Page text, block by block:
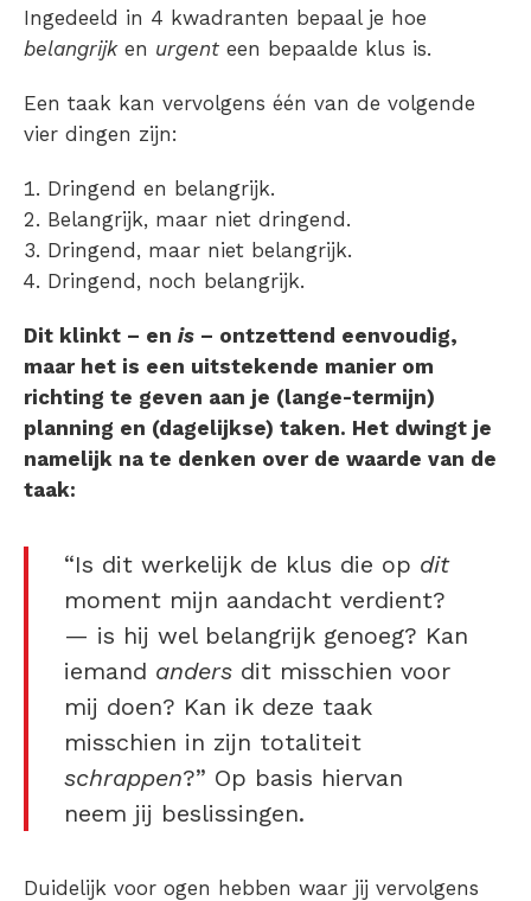
Ingedeeld in 4 kwadranten bepaal je hoe
belangrijken urgent een bepaalde klus is.
Een taak kan vervolgens één van de volgende
vier dingen zijn:
Dringend en belangrijk.
Belangrijk, maar niet dringend.
Dringend, maar niet belangrijk.
Dringend, noch belangrijk.
Dit klinkt – en is – ontzettend eenvoudig,
maar het is een uitstekende manier om
richting te geven aan je (lange-termijn)
planning en (dagelijkse) taken. Het dwingt je
namelijk na te denken over de waarde van de
taak:
“Is dit werkelijk de klus die op dit
moment mijn aandacht verdient?
— is hij wel belangrijk genoeg? Kan
iemand anders dit misschien voor
mij doen? Kan ik deze taak
misschien in zijn totaliteit
schrappen?” Op basis hiervan
neem jij beslissingen.
Duidelijk voor ogen hebben waar jij vervolgens